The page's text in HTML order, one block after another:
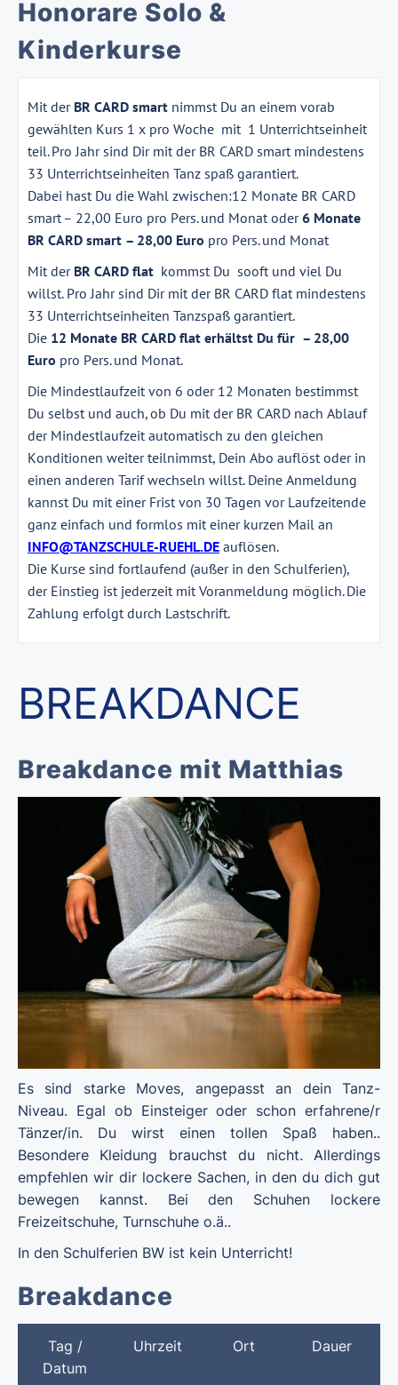
Honorare Solo &
Kinderkurse
Mit der BR CARD smart nimmst Du an einem vorab
gewählten Kurs 1 x pro Woche mit 1 Unterrichtseinheit
teil. Pro Jahr sind Dir mit der BR CARD smart mindestens
33 Unterrichtseinheiten Tanz spaß garantiert.
Dabei hast Du die Wahl zwischen:12 Monate BR CARD
smart – 22,00 Euro pro Pers. und Monat oder6 Monate
BR CARD smart – 28,00 Euro pro Pers. und Monat
Mit der BR CARD flat kommst Du sooft und viel Du
willst. Pro Jahr sind Dir mit der BR CARD flat mindestens
33 Unterrichtseinheiten Tanzspaß garantiert.
Die 12 Monate BR CARD flat erhältst Du für – 28,00
Euro pro Pers. und Monat.
Die Mindestlaufzeit von 6 oder 12 Monaten bestimmst
Du selbst und auch, ob Du mit der BR CARD nach Ablauf
der Mindestlaufzeit automatisch zu den gleichen
Konditionen weiter teilnimmst, Dein Abo auflöst oder in
einen anderen Tarif wechseln willst. Deine Anmeldung
kannst Du mit einer Frist von 30 Tagen vor Laufzeitende
ganz einfach und formlos mit einer kurzen Mail an
INFO@TANZSCHULE-RUEHL.DE auflösen.
Die Kurse sind fortlaufend (außer in den Schulferien),
der Einstieg ist jederzeit mit Voranmeldung möglich. Die
Zahlung erfolgt durch Lastschrift.
BREAKDANCE
Breakdance mit Matthias
Es sind starke Moves, angepasst an dein Tanz-
Niveau. Egal ob Einsteiger oder schon erfahrene/r
Tänzer/in. Du wirst einen tollen Spaß haben..
Besondere Kleidung brauchst du nicht. Allerdings
empfehlen wir dir lockere Sachen, in den du dich gut
bewegen kannst. Bei den Schuhen lockere
Freizeitschuhe, Turnschuhe o.ä..
In den Schulferien BW ist kein Unterricht!
Breakdance
Tag /
Datum
Uhrzeit Ort Dauer